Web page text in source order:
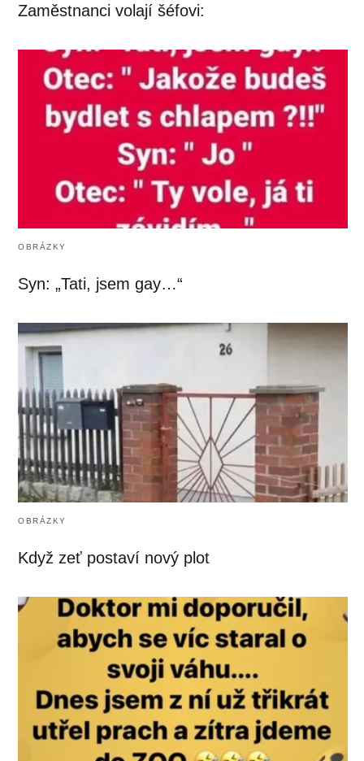
Zaměstnanci volají šéfovi:
OBRÁZKY
Syn: „Tati, jsem gay…“
OBRÁZKY
Když zeť postaví nový plot